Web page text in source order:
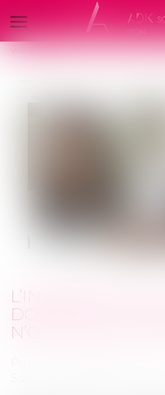
Ouvrir
le
menu
Vous êtes ici : Nos compétences
L’INTÉRÊT AU
DOUBLEMENT DU
N’ONT PAS LE